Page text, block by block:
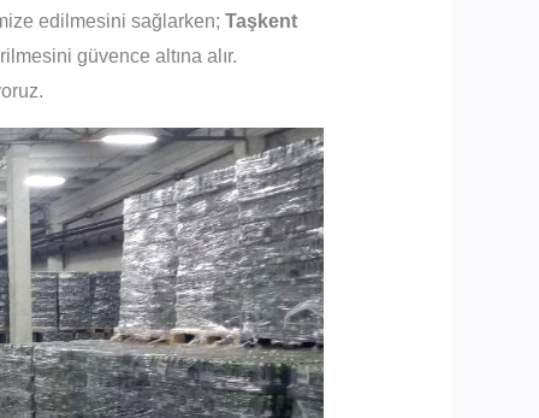
edilmesini sağlarken; Taşkent
güvence altına alır.